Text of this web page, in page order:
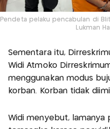
Pendeta pelaku pencabulan di
Lukman
Sementara itu,
Widi Atmoko
menggunakan modus
korban. Korban tidak
Widi menyebut, lamanya